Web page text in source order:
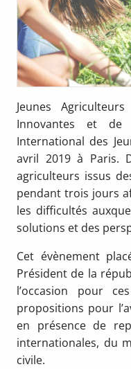
Jeunes
Innovantes et de
International des
avril 2019 à Paris.
agriculteurs issus
pendant trois jours
les difficultés
solutions et des
Cet évènement
Président de la
l’occasion pour
propositions pour
en présence de
internationales, du
civile.